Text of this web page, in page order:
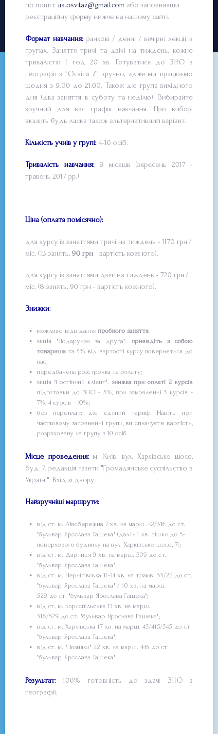
по пошті: ua.osvitaz@gmail.com або заповнивши
реєстраційну форму нижче на нашому сайті.
Формат навчання: ранкові / денні / вечірні лекції в
групах. Заняття тричі та двічі на тиждень, кожне
тривалістю 1 год 20 хв. Готуватися до ЗНО з
географії з "Освіта Z" зручно, адже ми працюємо
щодня з 9.00 до 21.00. Також діє група вихідного
дня (два заняття в суботу та неділю). Вибирайте
зручний для вас графік навчання. При виборі
вкажіть будь ласка також альтернативний варіант.
Кількість учнів у групі: 4-10 осіб.
Тривалість навчання:9 місяців (вересень 2017 -
травень 2017 рр.).
Ціна (оплата помісячно):
для курсу із заняттями тричі на тиждень - 1170 грн./
міс. (13 занять, 90 грн - вартість кожного).
для курсу із заняттями двічі на тиждень - 720 грн./
міс. (8 занять, 90 грн - вартість кожного).
Знижки:
можливе відвідання пробного заняття;
акція "Подарунок за друга": приведіть з собою
товариша та 5% від вартості курсу повернеться до
вас;
передбачена розстрочка на оплату;
акція "Постійний клієнт": знижка при оплаті 2 курсів
підготовки до ЗНО - 5%, при замовленні 3 курсів -
7%, 4 курсів - 10%;
без переплат: діє єдиний тариф. Навіть при
частковому заповненні групи, ви сплачуєте вартість,
розраховану на групу з 10 осіб.
Місце проведення:м. Київ, вул. Харківське шосе,
буд. 7, редакція газети "Громадянське суспільство в
Україні". Вхід зі двору.
Найзручніші маршрути:
від ст. м. Лівобережна 7 хв. на марш. 42/316 до ст.
"бульвар Ярослава Гашека" (далі - 1 хв. пішки до 5-
поверхового будинку на вул. Харківське шосе, 7);
від ст. м. Дарниця 9 хв. на марш. 509 до ст.
"бульвар Ярослава Гашека";
від ст. м. Чернігівська 11-14 хв. на трамв. 33/22 до ст.
"бульвар Ярослава Гашека" / 10 хв. на марш.
529 до ст. "бульвар Ярослава Гашека";
від ст. м. Бориспільська 11 хв. на марш.
316/529 до ст. "бульвар Ярослава Гашека";
від ст. м. Харківська 17 хв. на марш. 45/415/545 до ст.
"бульвар Ярослава Гашека";
від ст. м. "Позняки" 22 хв. на марш. 445 до ст.
"бульвар Ярослава Гашека".
Результат: 100% готовність до здачі ЗНО з
географії.